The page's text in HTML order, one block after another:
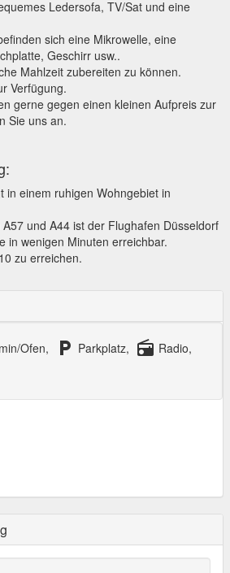
Ledersofa, TV/Sat und eine
sich eine Mikrowelle, eine
Geschirr usw..
Mahlzeit zubereiten zu können.
Verfügung.
gerne gegen einen kleinen Aufpreis zur
Sie uns an.
in einem ruhigen Wohngebiet in
und A44 ist der Flughafen Düsseldorf
in wenigen Minuten erreichbar.
zu erreichen.
Ofen, local_parking Parkplatz, radio Radio,